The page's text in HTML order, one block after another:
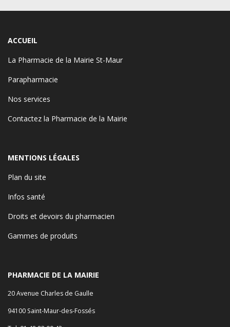
ACCUEIL
La Pharmacie de la Mairie St-Maur
Parapharmacie
Nos services
Contactez la Pharmacie de la Mairie
MENTIONS LÉGALES
Plan du site
Infos santé
Droits et devoirs du pharmacien
Gammes de produits
PHARMACIE DE LA MAIRIE
20 Avenue Charles de Gaulle
94100 Saint-Maur-des-Fossés